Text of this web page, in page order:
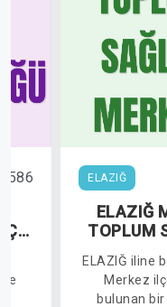
586 ELAZIĞ
ELAZIĞ
TOPLUM
ELAZIĞ iline
Merkez
bulunan